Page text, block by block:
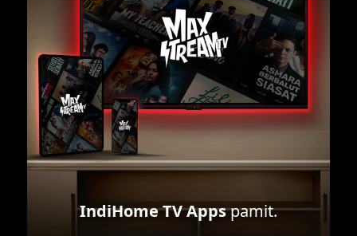
IndiHome TV Appspamit.